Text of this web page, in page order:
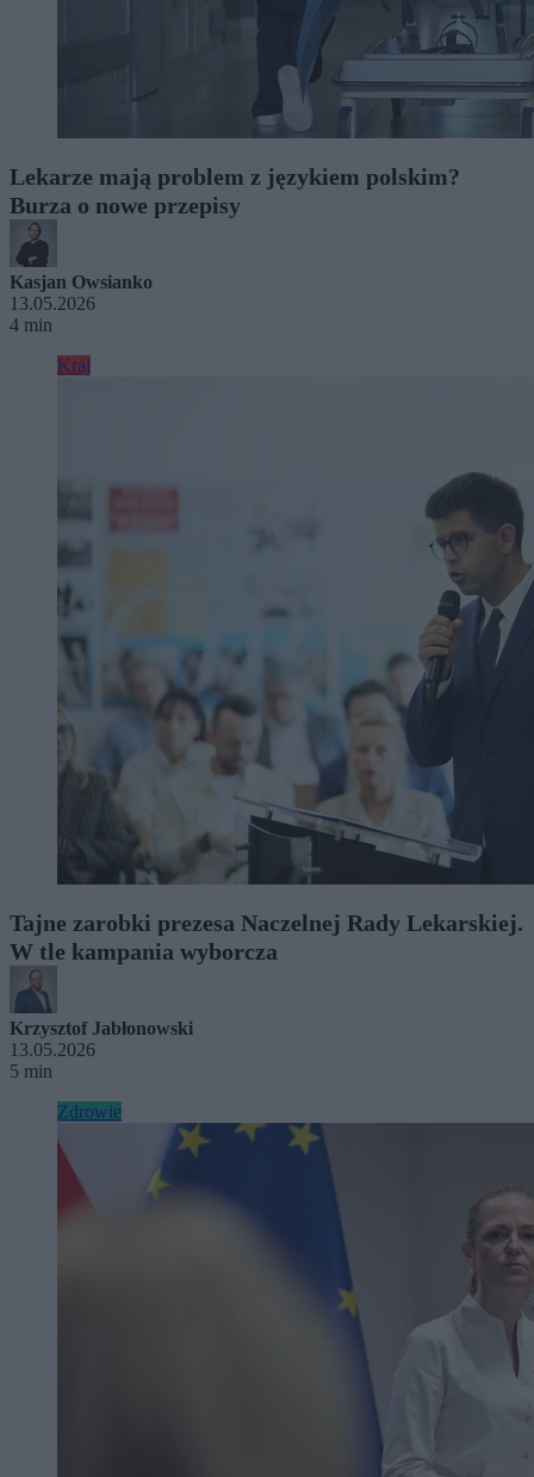
Lekarze mają problem z językiem polskim?
Burza o nowe przepisy
Kasjan Owsianko
13.05.2026
4 min
Kraj
Tajne zarobki prezesa Naczelnej Rady Lekarskiej.
W tle kampania wyborcza
Krzysztof Jabłonowski
13.05.2026
5 min
Zdrowie